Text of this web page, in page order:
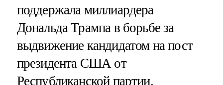
поддержала миллиардера
Дональда Трампа в борьбе за
выдвижение кандидатом на пост
президента США от
Республиканской партии.